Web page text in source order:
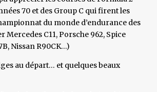
70 et des Group C qui firent les
du monde d’endurance des
Mercedes C11, Porsche 962, Spice
Nissan R90CK…)
au départ… et quelques beaux